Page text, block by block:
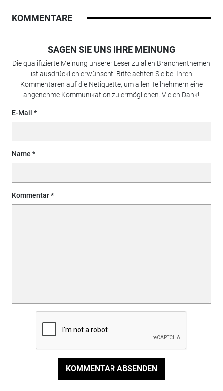
KOMMENTARE
SAGEN SIE UNS IHRE MEINUNG
Die qualifizierte Meinung unserer Leser zu allen Branchenthemen
ist ausdrücklich erwünscht. Bitte achten Sie bei Ihren
Kommentaren auf die Netiquette, um allen Teilnehmern eine
angenehme Kommunikation zu ermöglichen. Vielen Dank!
E-Mail
Name
Kommentar
KOMMENTAR ABSENDEN